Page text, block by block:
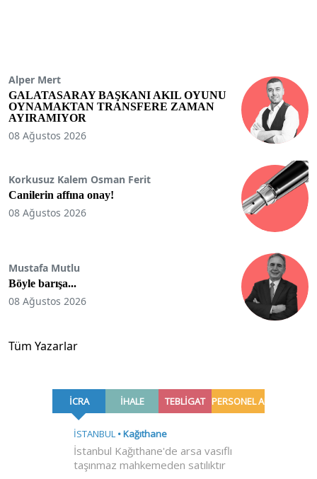
Alper Mert
GALATASARAY BAŞKANI AKIL OYUNU
OYNAMAKTAN TRANSFERE ZAMAN
AYIRAMIYOR
08 Ağustos 2026
Korkusuz Kalem Osman Ferit
Canilerin affına onay!
08 Ağustos 2026
Mustafa Mutlu
Böyle barışa...
08 Ağustos 2026
Tüm Yazarlar